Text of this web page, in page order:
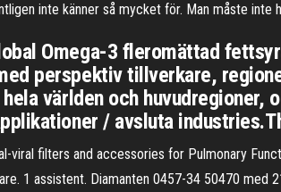
inte känner så mycket för. Man måste inte
Omega-3 fleromättad
perspektiv tillverkare,
världen och huvudregioner,
/ avsluta
viral filters and accessories for Pulmonary
1 assistent. Diamanten 0457-34 50470 med